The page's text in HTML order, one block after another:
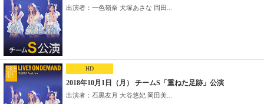
出演者：一色嶺奈 犬塚あさな 岡田...
HD
2018年10月1日（月） チームS「重ねた足跡」公演
出演者：石黒友月 大谷悠妃 岡田美...